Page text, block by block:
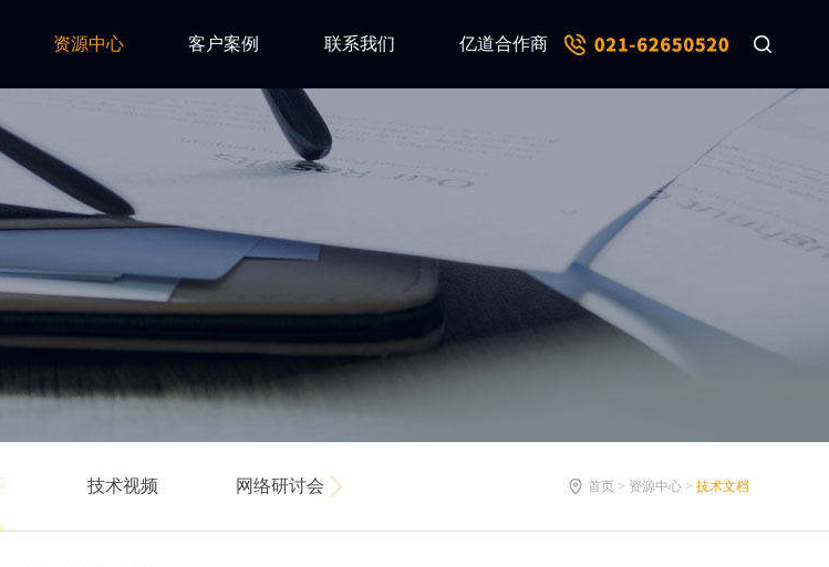
资源中心
安装文档
技术文档
网络研讨会
客户案例 联系我们 亿道合作商
技术视频 网络研讨会 首页 > 资源中心 > 技术文档